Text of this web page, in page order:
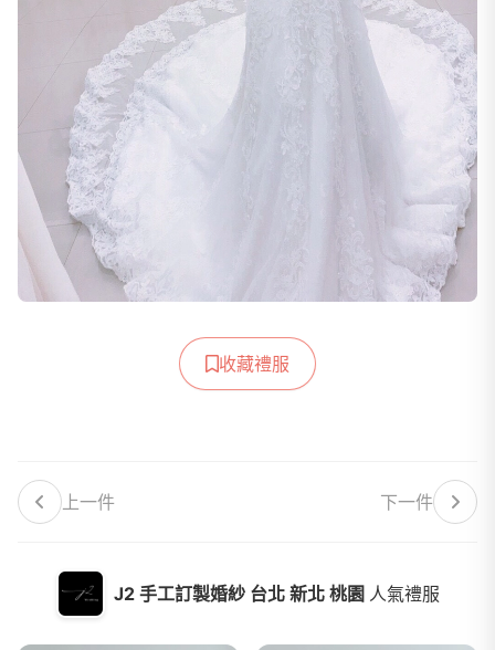
收藏禮服
上一件 下一件
J2 手工訂製婚紗 台北 新北 桃園 人氣禮服